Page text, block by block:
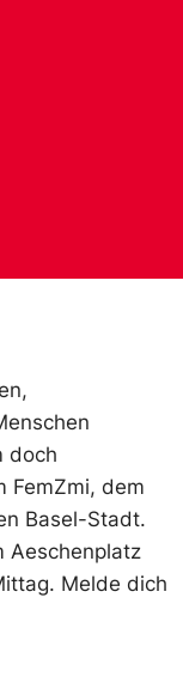
doch
FemZmi, dem
Basel-Stadt.
Aeschenplatz
Melde dich